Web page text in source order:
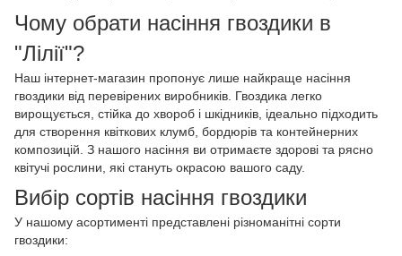
Чому обрати насіння гвоздики в
"Лілії"?
Наш інтернет-магазин пропонує лише найкраще насіння
гвоздики від перевірених виробників. Гвоздика легко
вирощується, стійка до хвороб і шкідників, ідеально підходить
для створення квіткових клумб, бордюрів та контейнерних
композицій. З нашого насіння ви отримаєте здорові та рясно
квітучі рослини, які стануть окрасою вашого саду.
Вибір сортів насіння гвоздики
У нашому асортименті представлені різноманітні сорти
гвоздики: